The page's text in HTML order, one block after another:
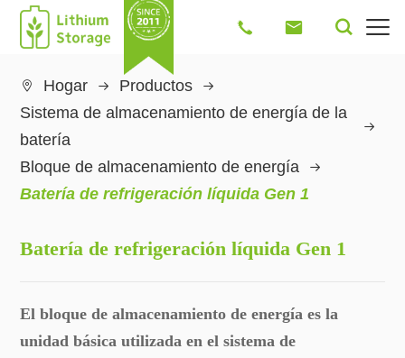
   
 Hogar
Productos
Sistema de almacenamiento de energía de la
batería
Bloque de almacenamiento de energía
Batería de refrigeración líquida Gen 1
Batería de refrigeración líquida Gen 1
El bloque de almacenamiento de energía es la
unidad básica utilizada en el sistema de